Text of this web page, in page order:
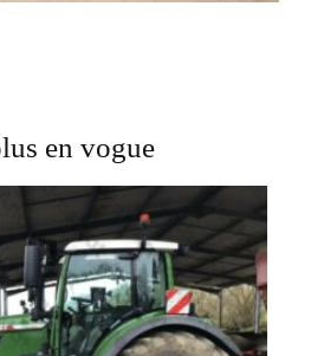
en vogue